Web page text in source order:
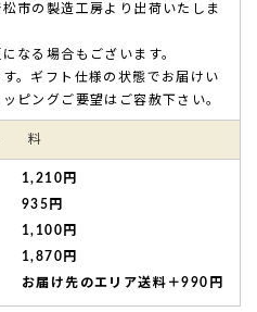
市の製造工房より出荷いたしま
なる場合もございます。
。ギフト仕様の状態でお届けい
ピングご要望はご容赦下さい。
料
1,210円
935円
1,100円
1,870円
お届け先のエリア送料＋990円